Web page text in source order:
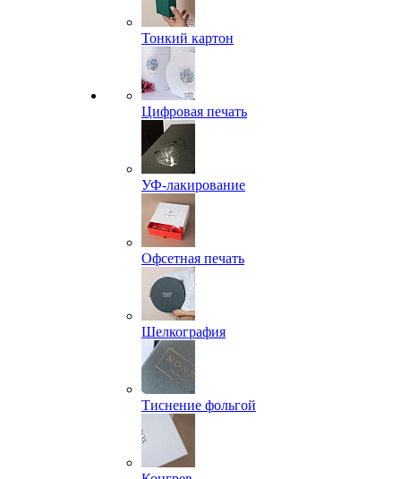
Тонкий картон
Цифровая печать
УФ-лакирование
Офсетная печать
Шелкография
Тиснение фольгой